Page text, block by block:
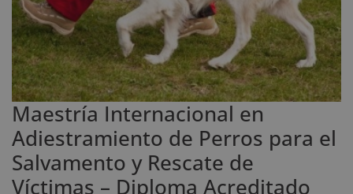
Maestría Internacional en
Adiestramiento de Perros para el
Salvamento y Rescate de
Víctimas – Diploma Acreditado